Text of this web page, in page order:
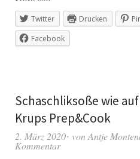
Twitter Drucken
Facebook
Schaschliksoße wie
Krups Prep&Cook
2. März 2020 vonAntje
Kommentar